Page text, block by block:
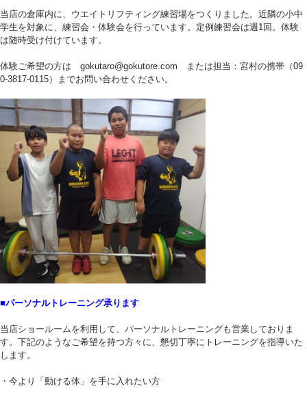
当店の倉庫内に、ウエイトリフティング練習場をつくりました。近隣の小中
学生を対象に、練習会・体験会を行っています。定例練習会は週1回。体験
は随時受け付けています。
体験ご希望の方は gokutaro@gokutore.com または担当：宮村の携帯（09
0-3817-0115）までお問い合わせください。
■パーソナルトレーニング承ります
当店ショールームを利用して、パーソナルトレーニングも営業しておりま
す。下記のようなご希望を持つ方々に、懇切丁寧にトレーニングを指導いた
します。
・今より「動ける体」を手に入れたい方